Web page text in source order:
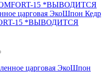
царговая ЭкоШпон Кедр
15 *ВЫВОДИТСЯ